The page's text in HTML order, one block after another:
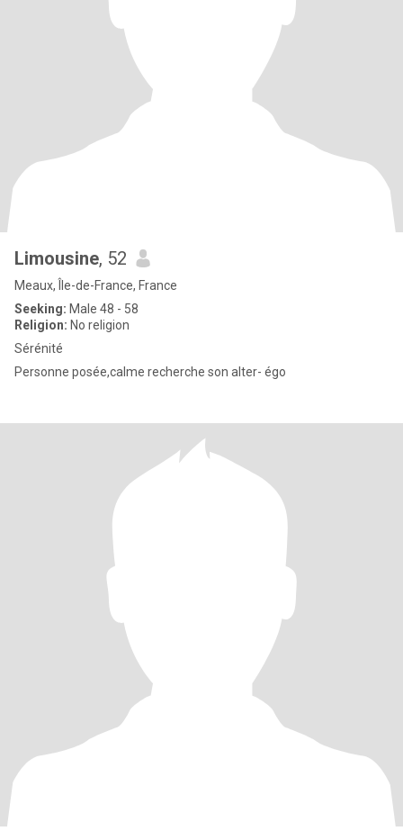
Limousine, 52
Meaux, Île-de-France, France
Seeking: Male 48 - 58
Religion: No religion
Sérénité
Personne posée,calme recherche son alter- égo